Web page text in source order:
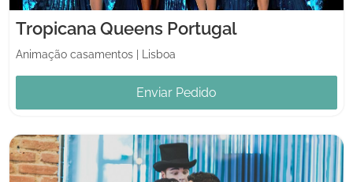
Tropicana Queens Portugal
Animação casamentos Lisboa
Enviar Pedido